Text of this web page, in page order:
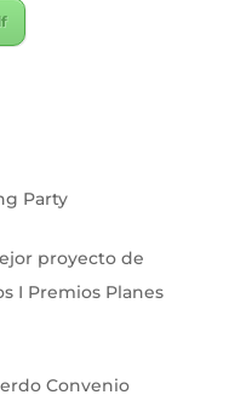
Party
proyecto de
I Premios Planes
Convenio